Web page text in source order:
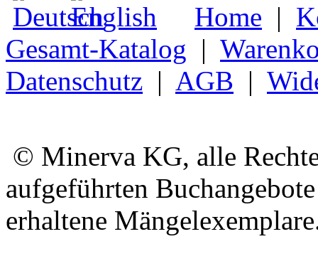
Home |
Gesamt-Katalog |
Datenschutz | AGB |
© Minerva KG, alle
aufgeführten
erhaltene